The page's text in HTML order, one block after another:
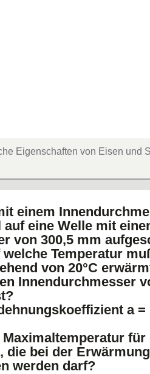
Eigenschaften von Eisen und
einem
auf eine Welle mit
von 300,5 mm
Temperatur
von 20°C
Innendurchmesser
a =
Maximaltemperatur für
die bei der
werden darf?